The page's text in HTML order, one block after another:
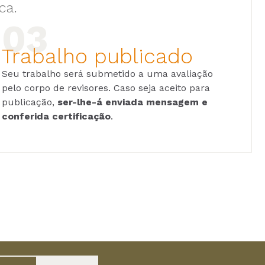
Trabalho publicado
Seu trabalho será submetido a uma avaliação
pelo corpo de revisores. Caso seja aceito para
publicação, ser-lhe-á enviada mensagem e
conferida certificação.